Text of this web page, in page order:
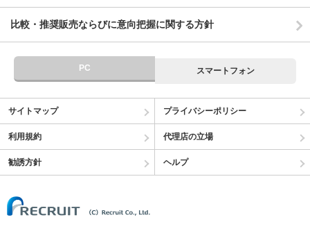
比較・推奨販売ならびに意向把握に関する方針
PC スマートフォン
サイトマップ プライバシーポリシー
利用規約 代理店の立場
勧誘方針 ヘルプ